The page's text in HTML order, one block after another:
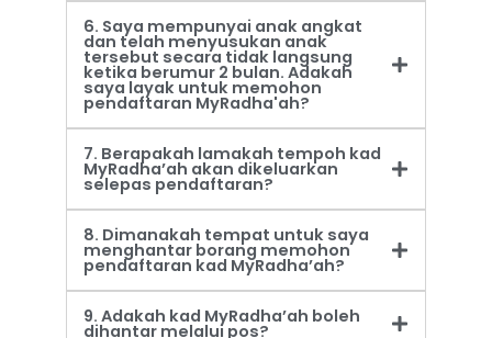
6. Saya mempunyai anak angkat
dan telah menyusukan anak
tersebut secara tidak langsung
ketika berumur 2 bulan. Adakah
saya layak untuk memohon
pendaftaran MyRadha'ah?
7. Berapakah lamakah tempoh kad
MyRadha’ah akan dikeluarkan
selepas pendaftaran?
8. Dimanakah tempat untuk saya
menghantar borang memohon
pendaftaran kad MyRadha’ah?
9. Adakah kad MyRadha’ah boleh
dihantar melalui pos?